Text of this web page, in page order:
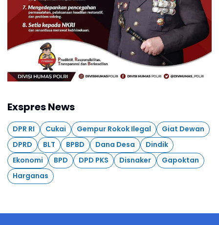
Exspres News
DPR RI Cukai Gempur Rokok Ilegal
Giat Dewan
DPRD
BLT BPBD Dana Desa
Dindik
Ekonomi
BPD DPD PKS Disnaker
Gapoktan
Harganas